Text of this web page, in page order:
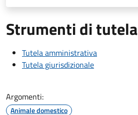
Strumenti di tutela
Tutela amministrativa
Tutela giurisdizionale
Argomenti:
Animale domestico